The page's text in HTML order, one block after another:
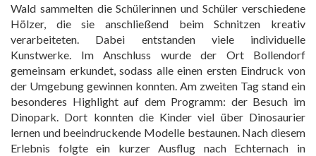
Wald sammelten die Schülerinnen und Schüler verschiedene
Hölzer, die sie anschließend beim Schnitzen kreativ
verarbeiteten. Dabei entstanden viele individuelle
Kunstwerke. Im Anschluss wurde der Ort Bollendorf
gemeinsam erkundet, sodass alle einen ersten Eindruck von
der Umgebung gewinnen konnten. Am zweiten Tag stand ein
besonderes Highlight auf dem Programm: der Besuch im
Dinopark. Dort konnten die Kinder viel über Dinosaurier
lernen und beeindruckende Modelle bestaunen. Nach diesem
Erlebnis folgte ein kurzer Ausflug nach Echternach in